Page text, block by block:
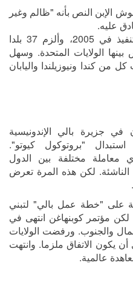
الإبن النص بأنه "ظالم وغير
ودخل "بروتوكول كيوتو" حيز التنفيذ في 2005، وألزم 37 بلدا
الولايات المتحدة. وسهل
من كندا ونيوزيلندا واليابان
في جزيرة بالي الإندونيسية
"بروتوكول كيوتو".
مختلفة بين الدول
الناشئة. لكن هذه المرة تعرض
على "خطة عمل بالي" لتبني
جديدة للمناخ في 2009. لكن مؤتمر كوبنهاغن انتهى في
والجنوب. ورفضت الولايات
يكون الاتفاق ملزما. وانتهت
عالمية.